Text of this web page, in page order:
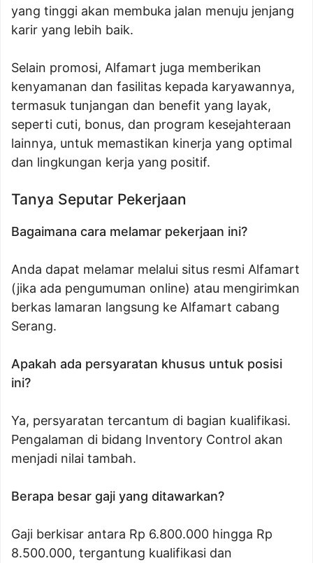
yang tinggi akan membuka jalan menuju jenjang
karir yang lebih baik.
Selain promosi, Alfamart juga memberikan
kenyamanan dan fasilitas kepada karyawannya,
termasuk tunjangan dan benefit yang layak,
seperti cuti, bonus, dan program kesejahteraan
lainnya, untuk memastikan kinerja yang optimal
dan lingkungan kerja yang positif.
Tanya Seputar Pekerjaan
Bagaimana cara melamar pekerjaan ini?
Anda dapat melamar melalui situs resmi Alfamart
(jika ada pengumuman online) atau mengirimkan
berkas lamaran langsung ke Alfamart cabang
Serang.
Apakah ada persyaratan khusus untuk posisi
ini?
Ya, persyaratan tercantum di bagian kualifikasi.
Pengalaman di bidang Inventory Control akan
menjadi nilai tambah.
Berapa besar gaji yang ditawarkan?
Gaji berkisar antara Rp 6.800.000 hingga Rp
8.500.000, tergantung kualifikasi dan